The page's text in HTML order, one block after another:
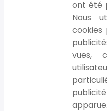
ont été
Nous
cookies
vues,
apparue.